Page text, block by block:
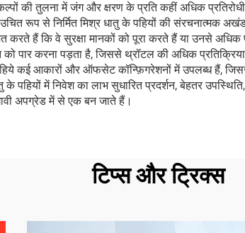
की तुलना में जंग और क्षरण के प्रति कहीं अधिक
रूप से निर्मित मिश्र धातु के पहियों की संरचनात्मक
हैं कि वे सुरक्षा मानकों को पूरा करते हैं या उनसे
पार करना पड़ता है, जिससे थ्रॉटल की अधिक
कई आकारों और ऑफसेट कॉन्फ़िगरेशनों में उपलब्ध
पहियों में निवेश का लाभ सुधारित प्रदर्शन, बेहतर
अपग्रेड में से एक बन जाते हैं।
टिप्स और ट्रिक्स